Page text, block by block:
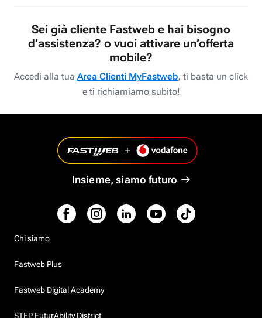
Sei già cliente Fastweb e hai bisogno
d’assistenza? o vuoi attivare un’offerta
mobile?
Accedi alla tua Area Clienti MyFastweb, ti basta un click
e ti richiamiamo subito!
Insieme, siamo futuro
Chi siamo
Fastweb Plus
Fastweb Digital Academy
STEP FuturAbility District